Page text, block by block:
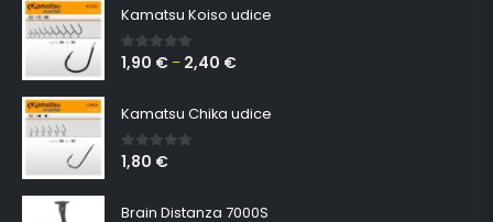
0out of 5
1,90€–2,40
0out of 5
1,80€